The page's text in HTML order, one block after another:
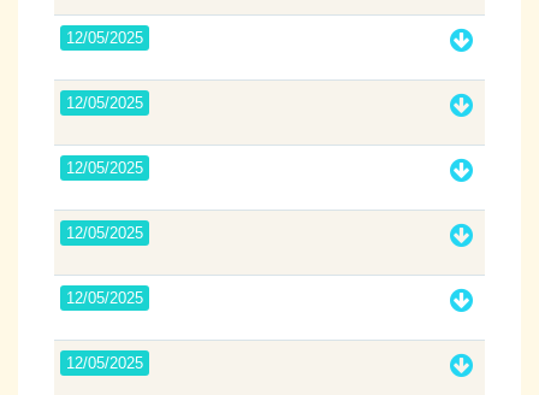
12/05/2025
12/05/2025
12/05/2025
12/05/2025
12/05/2025
12/05/2025